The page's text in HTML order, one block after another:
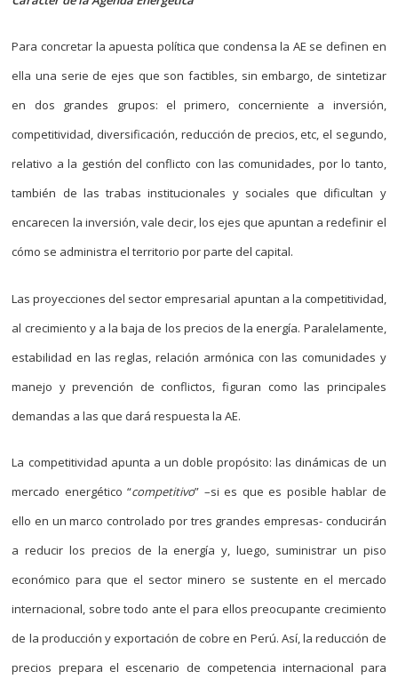
Para concretar la apuesta política que condensa la AE se definen en
ella una serie de ejes que son factibles, sin embargo, de sintetizar
en dos grandes grupos: el primero, concerniente a inversión,
competitividad, diversificación, reducción de precios, etc, el segundo,
relativo a la gestión del conflicto con las comunidades, por lo tanto,
también de las trabas institucionales y sociales que dificultan y
encarecen la inversión, vale decir, los ejes que apuntan a redefinir el
cómo se administra el territorio por parte del capital.
Las proyecciones del sector empresarial apuntan a la competitividad,
al crecimiento y a la baja de los precios de la energía. Paralelamente,
estabilidad en las reglas, relación armónica con las comunidades y
manejo y prevención de conflictos, figuran como las principales
demandas a las que dará respuesta la AE.
La competitividad apunta a un doble propósito: las dinámicas de un
mercado energético “competitivo” –si es que es posible hablar de
ello en un marco controlado por tres grandes empresas- conducirán
a reducir los precios de la energía y, luego, suministrar un piso
económico para que el sector minero se sustente en el mercado
internacional, sobre todo ante el para ellos preocupante crecimiento
de la producción y exportación de cobre en Perú. Así, la reducción de
precios prepara el escenario de competencia internacional para